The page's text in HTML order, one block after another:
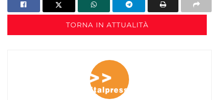
TORNA IN ATTUALITÀ